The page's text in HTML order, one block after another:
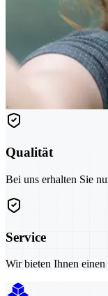
Qualität
Bei uns erhalten Sie
Service
Wir bieten Ihnen